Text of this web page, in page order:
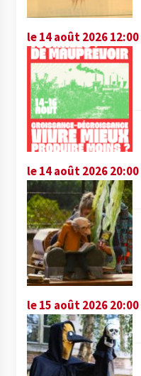
le 14 août 2026 12:00
le 14 août 2026 20:00
le 15 août 2026 20:00